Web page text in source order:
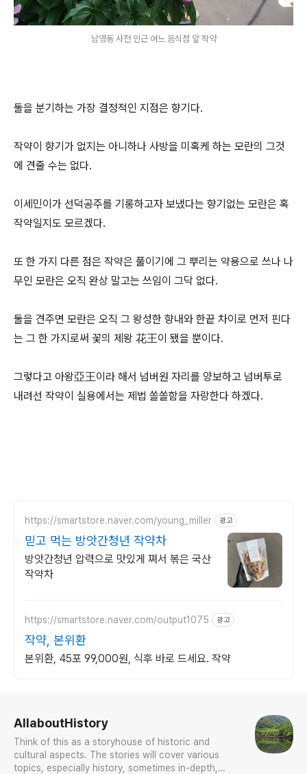
남영동 사전 인근 어느 음식점 앞 작약
둘을 분기하는 가장 결정적인 지점은 향기다.
작약이 향기가 없지는 아니하나 사방을 미혹케 하는 모란의 그것
에 견줄 수는 없다.
이세민이가 선덕공주를 기롱하고자 보냈다는 향기없는 모란은 혹
작약일지도 모르겠다.
또 한 가지 다른 점은 작약은 풀이기에 그 뿌리는 약용으로 쓰나 나
무인 모란은 오직 완상 말고는 쓰임이 그닥 없다.
둘을 견주면 모란은 오직 그 왕성한 향내와 한끝 차이로 먼저 핀다
는 그 한 가지로써 꽃의 제왕 花王이 됐을 뿐이다.
그렇다고 아왕亞王이라 해서 넘버원 자리를 양보하고 넘버투로
내려선 작약이 실용에서는 제법 쏠쏠함을 자랑한다 하겠다.
https://smartstore.naver.com/young_miller 광고
믿고 먹는 방앗간청년 작약차
방앗간청년 압력으로 맛있게 쪄서 볶은 국산
작약차
https://smartstore.naver.com/output1075 광고
작약, 본위환
본위환, 45포 99,000원, 식후 바로 드세요. 작약
AllaboutHistory
Think of this as a storyhouse of historic and
cultural aspects. The stories will cover various
topics, especially history, sometimes in-depth,